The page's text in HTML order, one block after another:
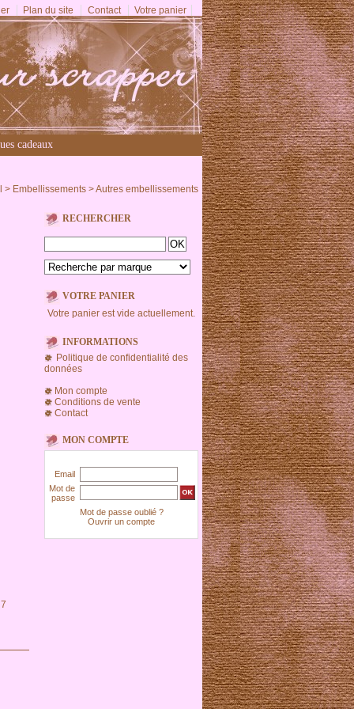
Plan du site Contact Votre panier
cadeaux
> Embellissements >Autres embellissements
RECHERCHER
VOTRE PANIER
Votre panier est vide actuellement.
INFORMATIONS
Politique de confidentialité des
données
Mon compte
Conditions de vente
Contact
MON COMPTE
Email
Mot de
passe
Mot de passe oublié ?
Ouvrir un compte